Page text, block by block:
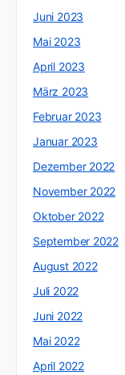
Juni 2023
Mai 2023
April 2023
März 2023
Februar 2023
Januar 2023
Dezember 2022
November 2022
Oktober 2022
September 2022
August 2022
Juli 2022
Juni 2022
Mai 2022
April 2022